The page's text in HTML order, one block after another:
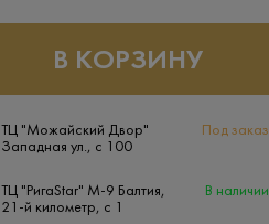
В КОРЗИНУ
ТЦ "Можайский Двор"
Западная ул., с 100
Под заказ
ТЦ "РигаStar" М-9 Балтия,
21-й километр, с 1
В наличии